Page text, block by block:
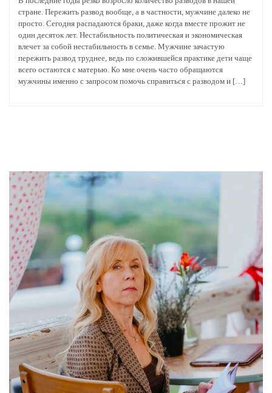
стране. Пережить развод вообще, а в частности, мужчине далеко не
просто. Сегодня распадаются браки, даже когда вместе прожит не
один десяток лет. Нестабильность политическая и экономическая
влечет за собой нестабильность в семье. Мужчине зачастую
пережить развод труднее, ведь по сложившейся практике дети чаще
всего остаются с матерью. Ко мне очень часто обращаются
мужчины именно с запросом помочь справиться с разводом и […]